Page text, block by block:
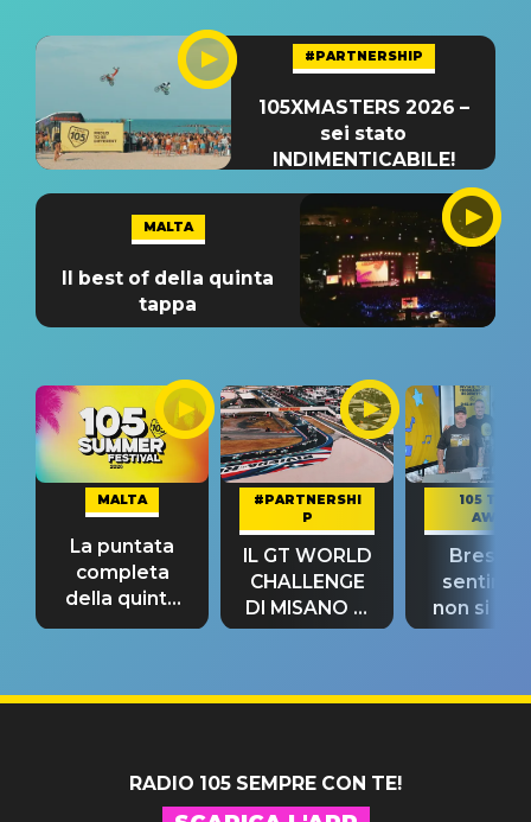
#PARTNERSHIP
105XMASTERS 2026 –
sei stato
INDIMENTICABILE!
MALTA
Il best of della quinta
tappa
MALTA
La puntata
completa
della quinta
tappa
#PARTNERSHI
P
IL GT WORLD
CHALLENGE
DI MISANO si
riconferma
105 TAKE
AWAY
Bresh:
non si
fino alla
RADIO 105 SEMPRE CON TE!